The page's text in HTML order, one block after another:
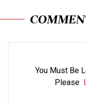
You Must Be
Please